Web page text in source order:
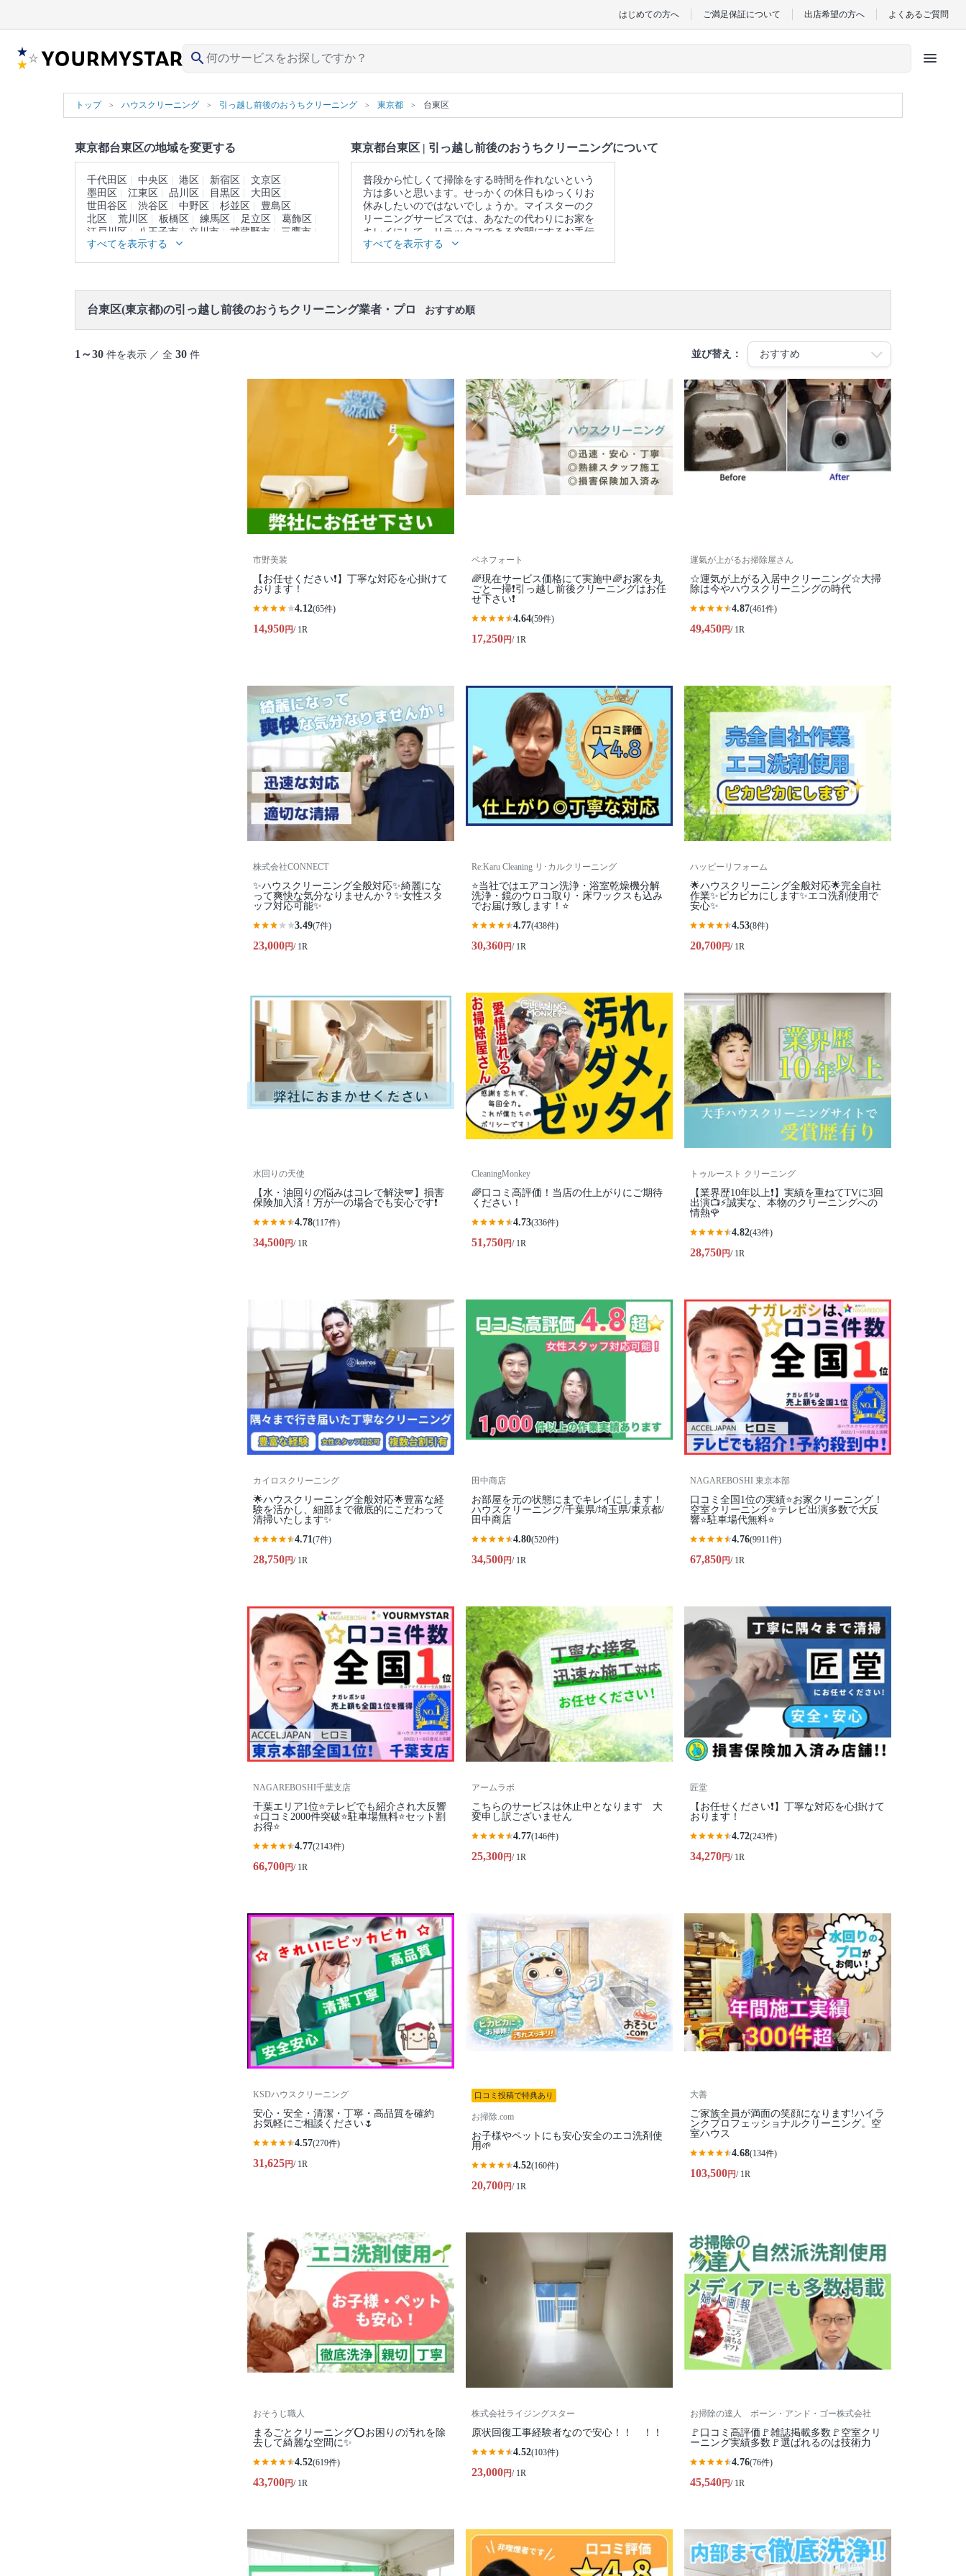
はじめての方へ ご満足保証について 出店希望の方へ よくあるご質問
search menu
トップ ハウスクリーニング 引っ越し前後のおうちクリーニング 東京都 台東区
東京都台東区の地域を変更する
千代田区 中央区 港区 新宿区
文京区
墨田区
江東区 品川区 目黒区
大田区
世田谷区
渋谷区 中野区 杉並区
豊島区
北区
荒川区 板橋区 練馬区 足立区
葛飾区
江戸川区
八王子市 立川市 武蔵野市
三鷹市
青梅市
府中市 昭島市
大島町
利島村 新島村 神津島村
三宅島
すべてを表示する
東京都台東区 | 引っ越し前後のおうちクリーニングについて
普段から忙しくて掃除をする時間を作れないという
方は多いと思います。せっかくの休日もゆっくりお
休みしたいのではないでしょうか。マイスターのク
リーニングサービスでは、あなたの代わりにお家を
キレイにして、リラックスできる空間にするお手伝
いをさせていただきます。
▼表示価格に含まれる引っ越し前後のおうちクリー
窓 / エアコンの簡易洗浄(フィルターのみ) / 照明 / 天
すべてを表示する
台東区(東京都)の引っ越し前後のおうちクリーニング業者・プロ おすすめ順
1～30 件を表示 ／ 全 30 件 並び替え：
市野美装
【お任せください❗️】丁寧な対応を心掛けて
おります！
4.12(65件)
14,950円/ 1R
ベネフォート
🌈現在サービス価格にて実施中🌈お家を丸
ごと一掃❗️引っ越し前後クリーニングはお任
せ下さい❗️
4.64(59件)
17,250円/ 1R
運氣が上がるお掃除屋さん
☆運気が上がる入居中クリーニング☆大掃
除は今やハウスクリーニングの時代
4.87(461件)
49,450円/ 1R
株式会社CONNECT
✨ハウスクリーニング全般対応✨綺麗にな
って爽快な気分なりませんか？✨女性スタ
ッフ対応可能✨
3.49(7件)
23,000円/ 1R
Re:Karu Cleaning リ･カルクリーニング
⭐当社ではエアコン洗浄・浴室乾燥機分解
洗浄・鏡のウロコ取り・床ワックスも込み
でお届け致します！⭐
4.77(438件)
30,360円/ 1R
ハッピーリフォーム
🌟ハウスクリーニング全般対応🌟完全自社
作業✨️ピカピカにします✨️エコ洗剤使用で
安心✨
4.53(8件)
20,700円/ 1R
水回りの天使
【水・油回りの悩みはコレで解決🪽】損害
保険加入済！万が一の場合でも安心です❗️
4.78(117件)
34,500円/ 1R
CleaningMonkey
🌈口コミ高評価！当店の仕上がりにご期待
ください！
4.73(336件)
51,750円/ 1R
トゥルースト クリーニング
【業界歴10年以上❗️】実績を重ねてTVに3回
出演📺⚡️誠実な、本物のクリーニングへの
情熱🌹
4.82(43件)
28,750円/ 1R
カイロスクリーニング
🌟ハウスクリーニング全般対応🌟豊富な経
験を活かし、細部まで徹底的にこだわって
清掃いたします✨
4.71(7件)
28,750円/ 1R
田中商店
お部屋を元の状態にまでキレイにします！
ハウスクリーニング/千葉県/埼玉県/東京都/
田中商店
4.80(520件)
34,500円/ 1R
NAGAREBOSHI 東京本部
口コミ全国1位の実績⭐お家クリーニング！
空室クリーニング⭐テレビ出演多数で大反
響⭐駐車場代無料⭐
4.76(9911件)
67,850円/ 1R
NAGAREBOSHI千葉支店
千葉エリア1位⭐テレビでも紹介され大反響
⭐️口コミ2000件突破⭐️駐車場無料⭐セット割
お得⭐
4.77(2143件)
66,700円/ 1R
アームラボ
こちらのサービスは休止中となります 大
変申し訳ございません
4.77(146件)
25,300円/ 1R
匠堂
【お任せください❗️】丁寧な対応を心掛けて
おります！
4.72(243件)
34,270円/ 1R
KSDハウスクリーニング
安心・安全・清潔・丁寧・高品質を確約
お気軽にご相談ください🌷
4.57(270件)
31,625円/ 1R
口コミ投稿で特典あり
お掃除.com
お子様やペットにも安心安全のエコ洗剤使
用🌱
4.52(160件)
20,700円/ 1R
大善
ご家族全員が満面の笑顔になります!ハイラ
ンクプロフェッショナルクリーニング。空
室ハウス
4.68(134件)
103,500円/ 1R
おそうじ職人
まるごとクリーニング⭕️お困りの汚れを除
去して綺麗な空間に✨
4.52(619件)
43,700円/ 1R
株式会社ライジングスター
原状回復工事経験者なので安心！！ ！！
4.52(103件)
23,000円/ 1R
お掃除の達人 ボーン・アンド・ゴー株式会社
🚩口コミ高評価🚩雑誌掲載多数🚩空室クリ
ーニング実績多数🚩選ばれるのは技術力
4.76(76件)
45,540円/ 1R